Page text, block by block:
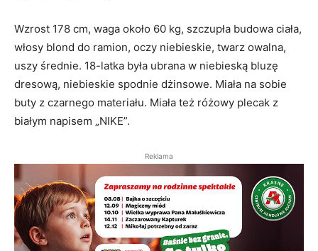
Wzrost 178 cm, waga około 60 kg, szczupła budowa ciała,
włosy blond do ramion, oczy niebieskie, twarz owalna,
uszy średnie. 18-latka była ubrana w niebieską bluzę
dresową, niebieskie spodnie dżinsowe. Miała na sobie
buty z czarnego materiału. Miała też różowy plecak z
białym napisem „NIKE”.
Reklama